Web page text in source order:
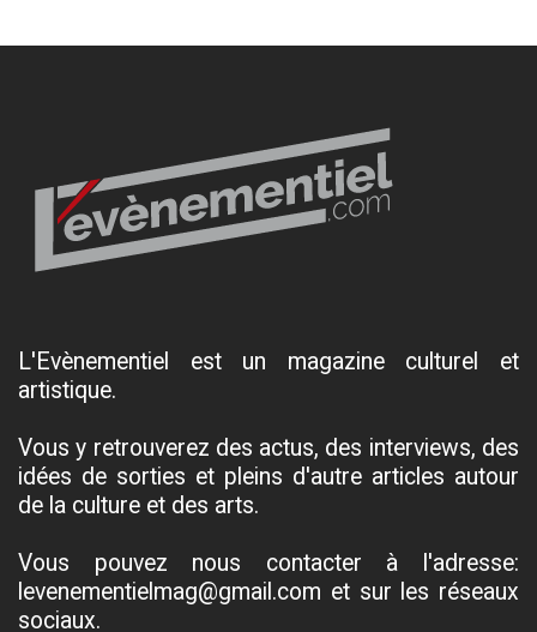
L'Evènementiel est un magazine culturel et
artistique.
Vous y retrouverez des actus, des interviews, des
idées de sorties et pleins d'autre articles autour
de la culture et des arts.
Vous pouvez nous contacter à l'adresse:
levenementielmag@gmail.com et sur les réseaux
sociaux.